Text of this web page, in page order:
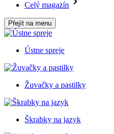
Celý magazín
Přejít na menu
Ústne spreje
Žuvačky a pastilky
Škrabky na jazyk